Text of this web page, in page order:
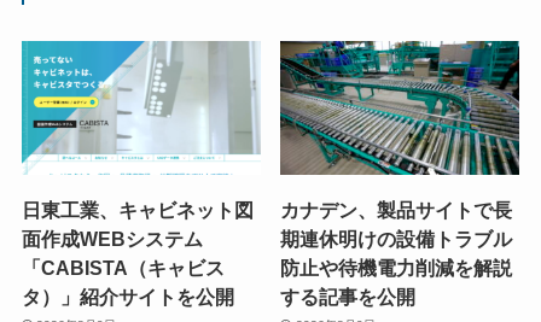
日東工業、キャビネット図
面作成WEBシステム
「CABISTA（キャビス
タ）」紹介サイトを公開
カナデン、製品サイトで長
期連休明けの設備トラブル
防止や待機電力削減を解説
する記事を公開